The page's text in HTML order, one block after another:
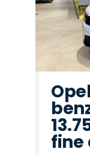
fine